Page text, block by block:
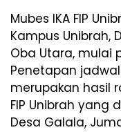
Mubes IKA FIP
Kampus Unibrah,
Oba Utara, mulai
Penetapan
merupakan hasil
FIP Unibrah yang
Desa Galala,